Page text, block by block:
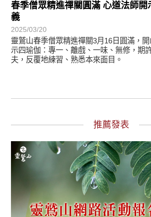
春季僧眾精進禪關圓滿 心道法師開
義
2025/03/20
靈鷲山春季僧眾精進禪關3月16日圓滿，
示四瑜伽：專一、離戲、一味、無修，期
夫，反覆地練習、熟悉本來面目。
推薦發表